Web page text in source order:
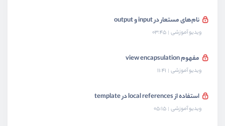
نام‌های مستعار در input و output
ویدیو آموزشی 03:45
مفهوم view encapsulation
ویدیو آموزشی 11:41
استفاده از local references در template
ویدیو آموزشی 05:15